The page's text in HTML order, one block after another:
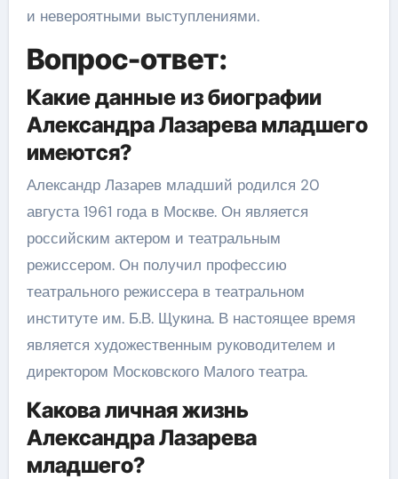
и невероятными выступлениями.
Вопрос-ответ:
Какие данные из биографии
Александра Лазарева младшего
имеются?
Александр Лазарев младший родился 20
августа 1961 года в Москве. Он является
российским актером и театральным
режиссером. Он получил профессию
театрального режиссера в театральном
институте им. Б.В. Щукина. В настоящее время
является художественным руководителем и
директором Московского Малого театра.
Какова личная жизнь
Александра Лазарева
младшего?